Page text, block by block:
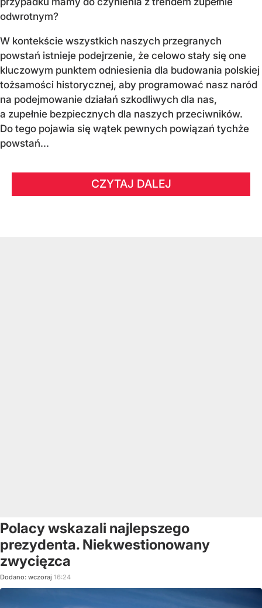
odwrotnym?
W kontekście wszystkich naszych przegranych
powstań istnieje podejrzenie, że celowo stały się one
kluczowym punktem odniesienia dla budowania polskiej
tożsamości historycznej, aby programować nasz naród
na podejmowanie działań szkodliwych dla nas,
a zupełnie bezpiecznych dla naszych przeciwników.
Do tego pojawia się wątek pewnych powiązań tychże
powstań...
CZYTAJ DALEJ
Polacy wskazali najlepszego
prezydenta. Niekwestionowany
zwycięzca
Dodano: wczoraj 16:24